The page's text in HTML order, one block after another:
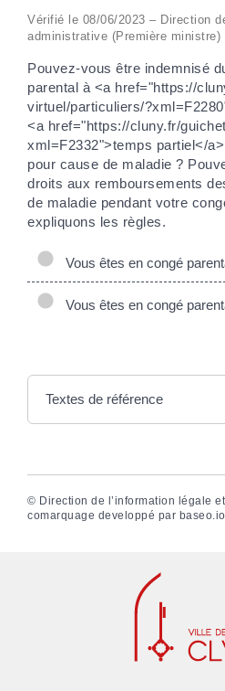
Vérifié le 08/06/2023 – Direction
administrative (Première ministre)
Pouvez-vous être indemnisé
parental à <a href="https://
virtuel/particuliers/
<a href="https://cluny.fr/
xml=F2332">temps partiel</
pour cause de maladie ?
droits aux remboursements
de maladie pendant votre
expliquons les règles.
Vous êtes en congé
Vous êtes en congé
Textes de référence
© Direction de l’information légale
comarquage developpé par baseo.io